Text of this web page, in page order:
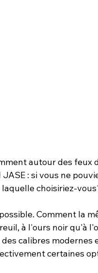
autour des feux
: si vous ne
choisiriez-
Comment la
à l'ours noir qu'à
calibres modernes
certaines